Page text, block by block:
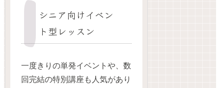
シニア向けイベン
ト型レッスン
一度きりの単発イベントや、数
回完結の特別講座も人気があり